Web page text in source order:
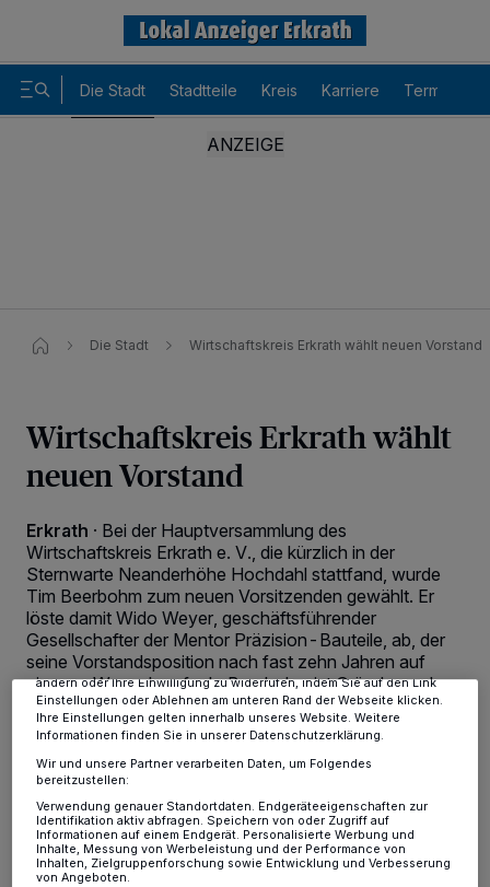
Die Stadt Stadtteile Kreis Karriere Termine
Die Stadt Wirtschaftskreis Erkrath wählt neuen Vorstand
Wirtschaftskreis Erkrath wählt
neuen Vorstand
Erkrath · Bei der Hauptversammlung des
Wirtschaftskreis Erkrath e. V., die kürzlich in der
Sternwarte Neanderhöhe Hochdahl stattfand, wurde
Tim Beerbohm zum neuen Vorsitzenden gewählt. Er
löste damit Wido Weyer, geschäftsführender
Gesellschafter der Mentor Präzision-Bauteile, ab, der
seine Vorstandsposition nach fast zehn Jahren auf
eigenen Wunsch aufgab. Beerbohm ist Gründer und
Inhaber der Factoring Financing & Consulting GmbH mit
Sitz in Hochdahl.
15.05.2025 , 13:49 Uhr 2 Minuten Lesezeit
Wir und unsere 218
-Partner speichern und greifen auf
personenbezogene Daten wie Browserdaten oder eindeutige
Kennungen auf Ihrem Gerät zu. Durch Auswahl von OK aktivieren Sie
Tracking-Technologien für die unter „Wir und unsere Partner
verarbeiten Daten, um Ihnen Dienste bereitzustellen“ aufgeführten
Zwecke. Wenn Tracker deaktiviert sind, sind manche Inhalte und
Anzeigen möglicherweise nicht mehr so relevant für Sie. Sie können
dieses Menü jederzeit wieder aufrufen, um Ihre Einstellungen zu
ändern oder Ihre Einwilligung zu widerrufen, indem Sie auf den Link
Einstellungen oder Ablehnen am unteren Rand der Webseite klicken.
Ihre Einstellungen gelten innerhalb unseres Website. Weitere
Informationen finden Sie in unserer Datenschutzerklärung.
Wir und unsere Partner verarbeiten Daten, um Folgendes
bereitzustellen:
Verwendung genauer Standortdaten. Endgeräteeigenschaften zur
Identifikation aktiv abfragen. Speichern von oder Zugriff auf
Informationen auf einem Endgerät. Personalisierte Werbung und
Inhalte, Messung von Werbeleistung und der Performance von
Inhalten, Zielgruppenforschung sowie Entwicklung und Verbesserung
von Angeboten.